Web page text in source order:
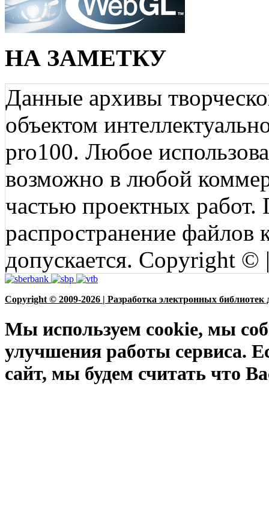
НА ЗАМЕТКУ
Данные архивы
объектом
pro100. Любое
возможно в любой
частью проектных
распространение файлов
допускается. Copyright
Copyright © 2009-2026 | Разработка электронных библиотек
Мы используем cookie, мы
улучшения работы сервиса.
сайт, мы будем считать что